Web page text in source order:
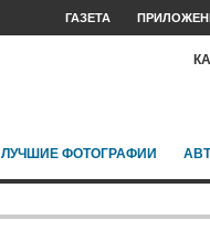
ГАЗЕТА
ЛУЧШИЕ ФОТОГРАФИИ